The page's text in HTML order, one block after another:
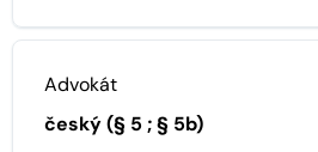
Advokát
český (§ 5 ; § 5b)